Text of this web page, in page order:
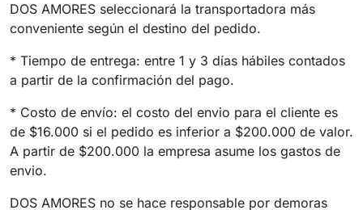
DOS AMORES seleccionará la transportadora más
conveniente según el destino del pedido.
* Tiempo de entrega: entre 1 y 3 días hábiles contados
a partir de la confirmación del pago.
* Costo de envío: el costo del envio para el cliente es
de $16.000 si el pedido es inferior a $200.000 de valor.
A partir de $200.000 la empresa asume los gastos de
envio.
DOS AMORES no se hace responsable por demoras